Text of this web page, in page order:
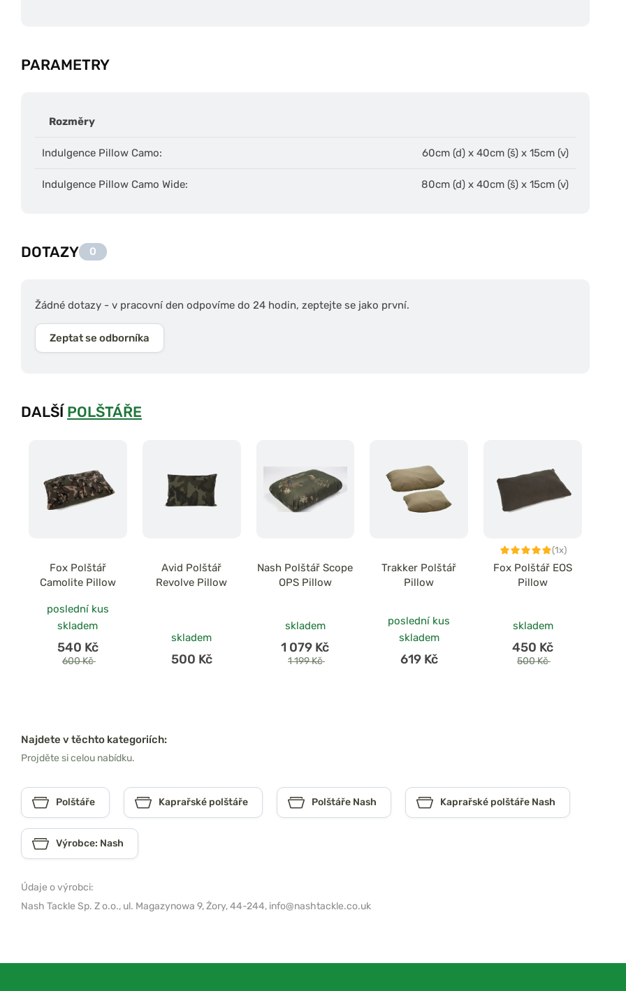
PARAMETRY
Rozměry
Indulgence Pillow Camo: 60cm (d) x 40cm (š) x 15cm (v)
Indulgence Pillow Camo Wide: 80cm (d) x 40cm (š) x 15cm (v)
DOTAZY 0
Žádné dotazy - v pracovní den odpovíme do 24 hodin, zeptejte se jako první.
Zeptat se odborníka
DALŠÍ POLŠTÁŘE
Fox Polštář
Camolite Pillow
poslední kus
skladem
540 Kč
600 Kč
Avid Polštář
Revolve Pillow
skladem
500 Kč
Nash Polštář Scope
OPS Pillow
skladem
1 079 Kč
1 199 Kč
Trakker Polštář
Pillow
poslední kus
skladem
619 Kč
(1x)
Fox Polštář EOS
Pillow
skladem
450 Kč
500 Kč
Najdete v těchto kategoriích:
Projděte si celou nabídku.
Polštáře Kaprařské polštáře Polštáře Nash Kaprařské polštáře Nash
Výrobce: Nash
Údaje o výrobci:
Nash Tackle Sp. Z o.o., ul. Magazynowa 9, Żory, 44-244, info@nashtackle.co.uk